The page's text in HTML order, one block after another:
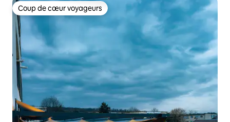
Coup de cœur voyageurs
Coup de cœur voyageurs